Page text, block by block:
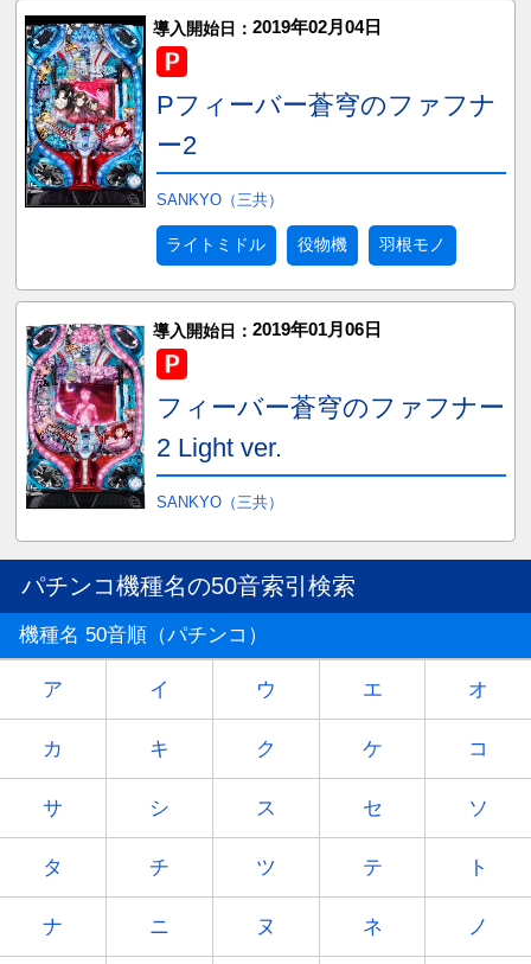
導入開始日： 2019年02月04日
Pフィーバー蒼穹のファフナ
ー2
SANKYO（三共）
ライトミドル 役物機 羽根モノ
導入開始日： 2019年01月06日
フィーバー蒼穹のファフナー
2 Light ver.
SANKYO（三共）
パチンコ機種名の50音索引検索
機種名 50音順（パチンコ）
ア イ ウ エ オ
カ キ ク ケ コ
サ シ ス セ ソ
タ チ ツ テ ト
ナ ニ ヌ ネ ノ